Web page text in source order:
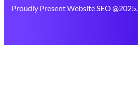
Proudly Present Website SEO @2025.